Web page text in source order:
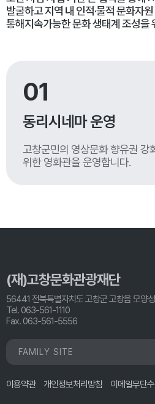
발굴하고 지역 내 인적·물적 문화자
통해지속가능한 문화 생태계 조성을
01
동리시네마 운영
고창군민의 영상문화 향유권 강
위한 영화관을 운영합니다.
(재)고창문화관광재단
56441 전북특별자치도 고창군 고창읍 모양
Tel. 063-561-1110
Fax. 063-561-5556
FAMILY SITE
이용약관 개인정보처리방침 이메일무단